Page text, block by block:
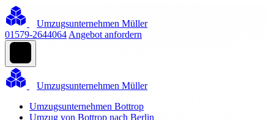
Umzugsunternehmen Müller
01579-2644064 Angebot anfordern
Umzugsunternehmen Müller
Umzugsunternehmen Bottrop
Umzug von Bottrop nach Berlin